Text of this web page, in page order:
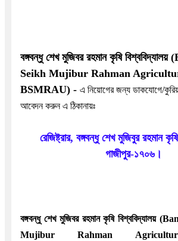
বঙ্গবন্ধু শেখ মুজিবর রহমান কৃষি
Seikh Mujibur Rahman
BSMRAU)- এ নিয়োগের জন্য ডাকযোগে/
আবেদন করুন এ ঠিকানায়ঃ
রেজিষ্ট্রার, বঙ্গবন্ধু শেখ মুজিবুর রহমান
গাজীপুর-১৭০৬।
বঙ্গবন্ধু শেখ মুজিবর রহমান কৃষি বিশ্ববিদ্যালয়
Mujibur Rahman